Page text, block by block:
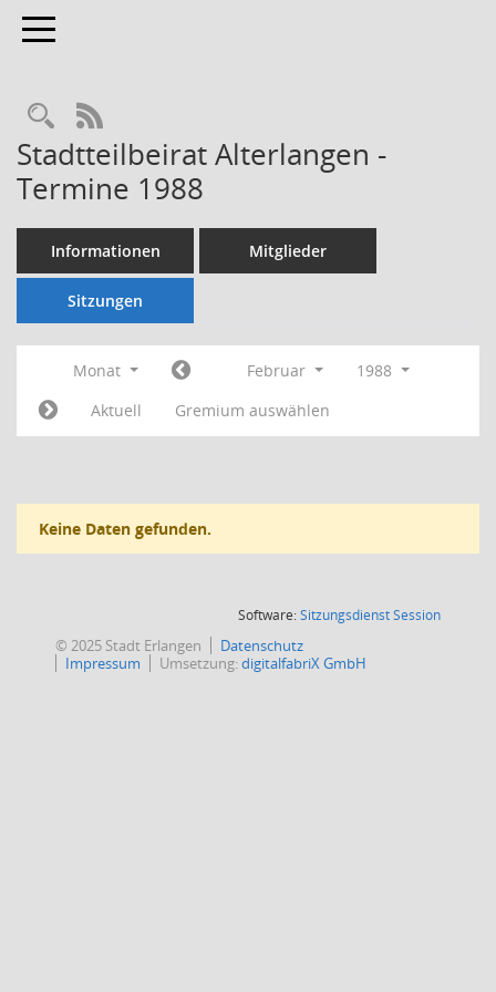
Toggle navigation
Rechercheauswahl
RSS-Feed
Stadtteilbeirat Alterlangen -
Termine 1988
Informationen Mitglieder
Sitzungen
Monat Februar
1988
Aktuell
Gremium auswählen
Keine Daten gefunden.
Software:SitzungsdienstSession(Wird in
© 2025 Stadt Erlangen
Datenschutz
Impressum
Umsetzung:digitalfabriX GmbH